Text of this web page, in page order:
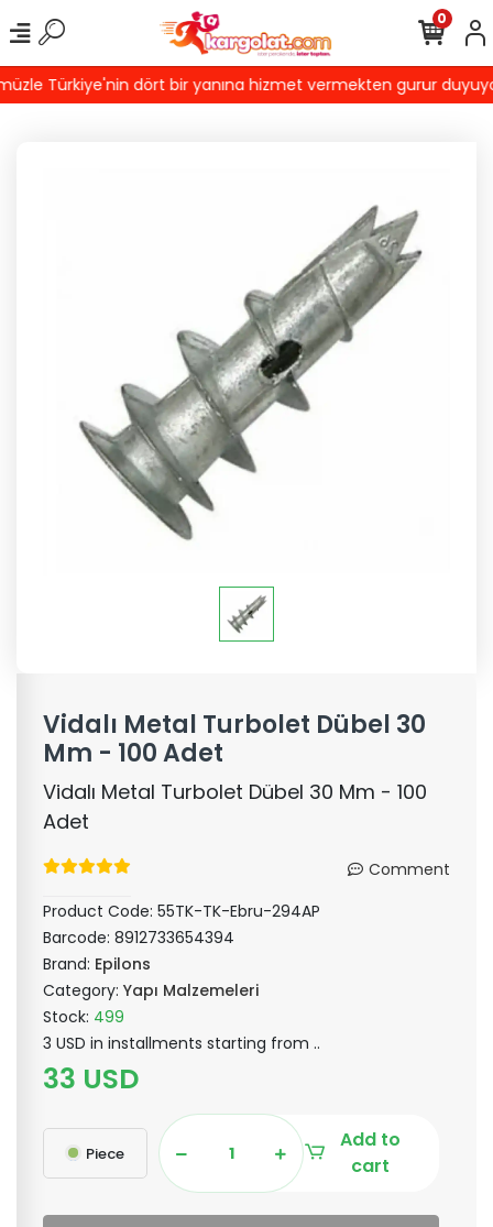
Türkiye'nin dört bir yanına hizmet vermekten gurur
0
Vidalı Metal Turbolet Dübel 30
Mm - 100 Adet
Vidalı Metal Turbolet Dübel 30 Mm - 100
Adet
Comment
Product Code: 55TK-TK-Ebru-294AP
Barcode: 8912733654394
Brand: Epilons
Category: Yapı Malzemeleri
Stock: 499
3 USD in installments starting from ..
33 USD
Piece
Add to
cart